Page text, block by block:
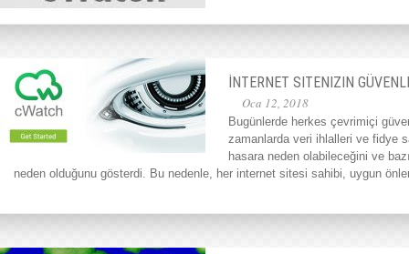
İNTERNET SITENIZIN
Oca 12, 2018
Bugünlerde herkes çevrimiçi
zamanlarda veri ihlalleri ve fidye
hasara neden olabileceğini ve
neden olduğunu gösterdi. Bu nedenle, her internet sitesi sahibi, uygun